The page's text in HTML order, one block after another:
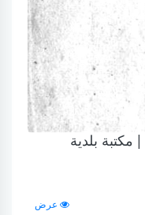
| مكتبة بلدية
عرض